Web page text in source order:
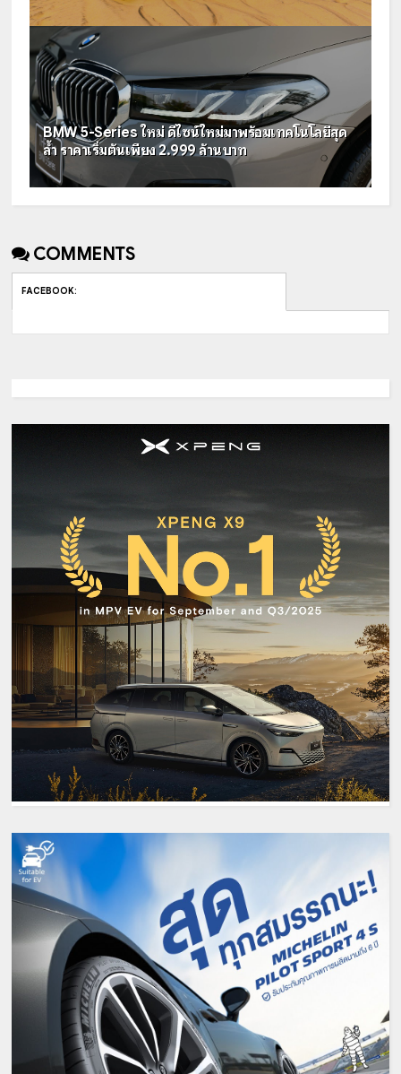
BMW 5-Series ใหม่ ดีไซน์ใหม่มาพร้อมเทคโนโลยีสุด
ล้ำ ราคาเริ่มต้นเพียง 2.999 ล้านบาท
COMMENTS
FACEBOOK: